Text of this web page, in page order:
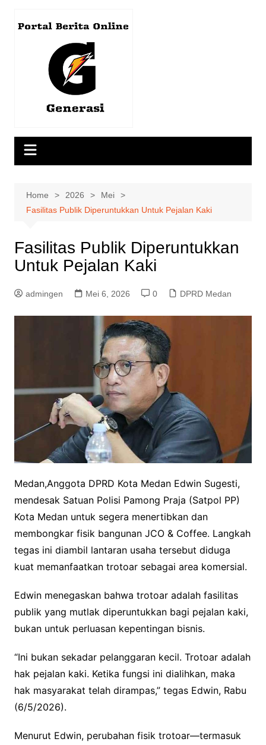
Home 2026
Mei
Fasilitas Publik Diperuntukkan Untuk Pejalan Kaki
Fasilitas Publik Diperuntukkan
Untuk Pejalan Kaki
admingen Mei 6, 2026 0 DPRD Medan
Medan,Anggota DPRD Kota Medan Edwin Sugesti,
mendesak Satuan Polisi Pamong Praja (Satpol PP)
Kota Medan untuk segera menertibkan dan
membongkar fisik bangunan JCO & Coffee. Langkah
tegas ini diambil lantaran usaha tersebut diduga
kuat memanfaatkan trotoar sebagai area komersial.
Edwin menegaskan bahwa trotoar adalah fasilitas
publik yang mutlak diperuntukkan bagi pejalan kaki,
bukan untuk perluasan kepentingan bisnis.
“Ini bukan sekadar pelanggaran kecil. Trotoar adalah
hak pejalan kaki. Ketika fungsi ini dialihkan, maka
hak masyarakat telah dirampas,” tegas Edwin, Rabu
(6/5/2026).
Menurut Edwin, perubahan fisik trotoar—termasuk